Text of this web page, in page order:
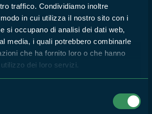
traffico. Condividiamo inoltre
in cui utilizza il nostro sito con i
si occupano di analisi dei dati web,
media, i quali potrebbero combinarle
che ha fornito loro o che hanno
dei loro servizi.
SPORTIVA DENOMINATA
"TRIATHLON DEL LAGO DI
VICO" del 20 GIUGNO 2026 -
INTERDIZIONE
TEMPORANEA DI UNO
SPECCHIO ACQUEO DEL
LAGO DI VICO PER MOTIVI
DI SICUREZZA DELLA